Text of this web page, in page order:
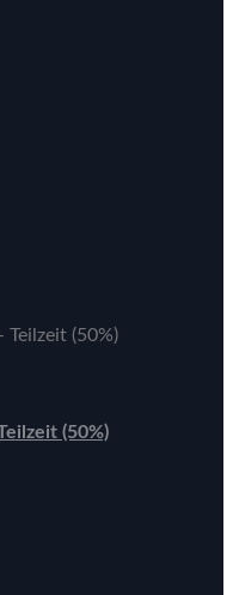
(50%)